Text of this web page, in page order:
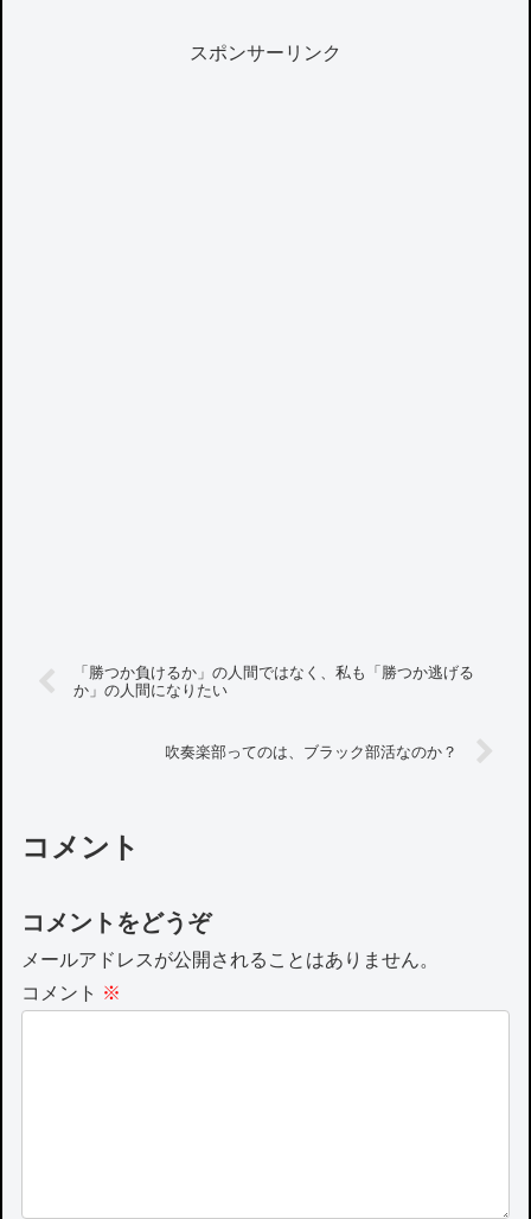
スポンサーリンク
「勝つか負けるか」の人間ではなく、私も「勝つか逃げる
か」の人間になりたい
吹奏楽部ってのは、ブラック部活なのか？
コメント
コメントをどうぞ
メールアドレスが公開されることはありません。
コメント ※